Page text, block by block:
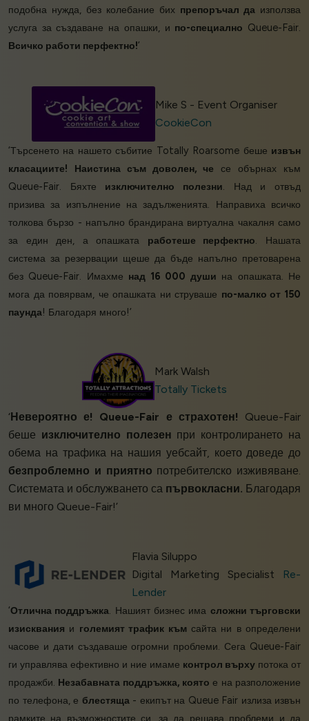
подобна нужда, без колебание бих препоръчал да използва
услуга за създаване на опашки, и по-специално Queue-Fair.
Всичко работи перфектно!’
Mike S - Event Organiser
CookieCon
‘Търсенето на нашето събитие Totally Roarsome беше извън
класациите!
Наистина съм доволен, че се обърнах към
Queue-Fair. Бяхте изключително полезни. Над и отвъд
призива за изпълнение на задълженията. Направиха всичко
толкова бързо - напълно брандирана виртуална чакалня само
за един ден, а опашката работеше перфектно. Нашата
система за резервации щеше да бъде напълно претоварена
без Queue-Fair. Имахме над 16 000 души на опашката. Не
мога да повярвам, че опашката ни струваше по-малко от 150
паунда! Благодаря много!’
Mark Walsh
Totally Tickets
‘Невероятно е! Queue-Fair е страхотен! Queue-Fair
беше изключително полезен при контролирането на
обема на трафика на нашия уебсайт, което доведе до
безпроблемно и приятно потребителско изживяване.
Системата и обслужването са първокласни. Благодаря
ви много Queue-Fair!’
Flavia Siluppo
Digital Marketing Specialist
Re-
Lender
‘Отлична поддръжка. Нашият бизнес има сложни търговски
изисквания и големият трафик къмсайта ни в определени
часове и дати създаваше огромни проблеми. Сега Queue-Fair
ги управлява ефективно и ние имаме контрол върху потока от
продажби. Незабавната поддръжка, която е на разположение
по телефона, е блестяща- екипът на Queue Fair излиза извън
рамките на възможностите си, за да решава проблеми и да